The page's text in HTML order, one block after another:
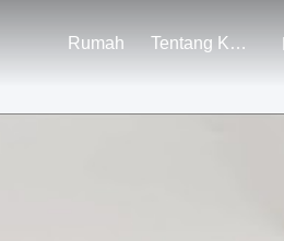
Rumah Tentang Kami